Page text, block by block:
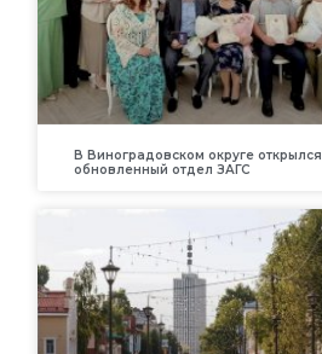
В Виноградовском округе открылся
обновленный отдел ЗАГС